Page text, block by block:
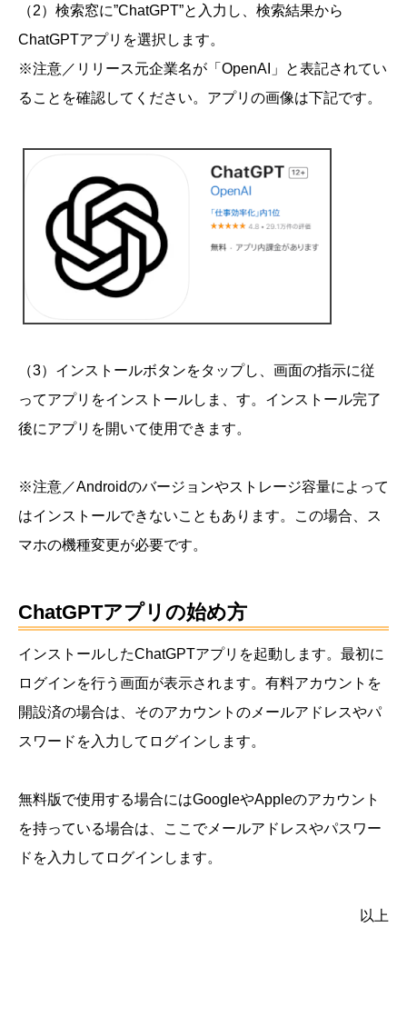
（2）検索窓に”ChatGPT”と入力し、検索結果から
ChatGPTアプリを選択します。
※注意／リリース元企業名が「OpenAI」と表記されてい
ることを確認してください。アプリの画像は下記です。
（3）インストールボタンをタップし、画面の指示に従
ってアプリをインストールしま、す。インストール完了
後にアプリを開いて使用できます。
※注意／Androidのバージョンやストレージ容量によって
はインストールできないこともあります。この場合、ス
マホの機種変更が必要です。
ChatGPTアプリの始め方
インストールしたChatGPTアプリを起動します。最初に
ログインを行う画面が表示されます。有料アカウントを
開設済の場合は、そのアカウントのメールアドレスやパ
スワードを入力してログインします。
無料版で使用する場合にはGoogleやAppleのアカウント
を持っている場合は、ここでメールアドレスやパスワー
ドを入力してログインします。
以上